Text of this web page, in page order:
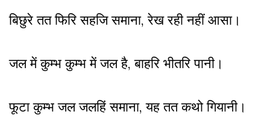
बिछुरे तत फिरि सहजि समाना, रेख रही नहीं आसा।
जल में कुम्भ कुम्भ में जल है, बाहरि भीतरि पानी।
फूटा कुम्भ जल जलहिं समाना, यह तत कथो गियानी।